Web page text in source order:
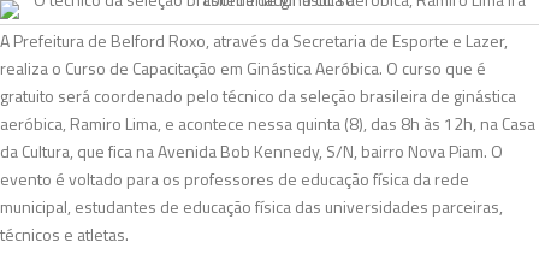
A Prefeitura de Belford Roxo, através da Secretaria de Esporte e Lazer,
realiza o Curso de Capacitação em Ginástica Aeróbica. O curso que é
gratuito será coordenado pelo técnico da seleção brasileira de ginástica
aeróbica, Ramiro Lima, e acontece nessa quinta (8), das 8h às 12h, na Casa
da Cultura, que fica na Avenida Bob Kennedy, S/N, bairro Nova Piam. O
evento é voltado para os professores de educação física da rede
municipal, estudantes de educação física das universidades parceiras,
técnicos e atletas.